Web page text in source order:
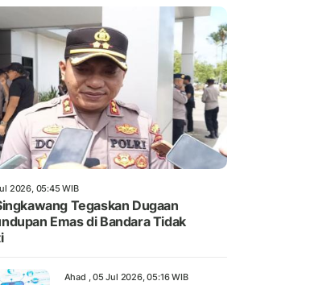
2026, 05:45 WIB
Tegaskan Dugaan
Emas di Bandara Tidak
Ahad , 05 Jul 2026, 05:16 WIB